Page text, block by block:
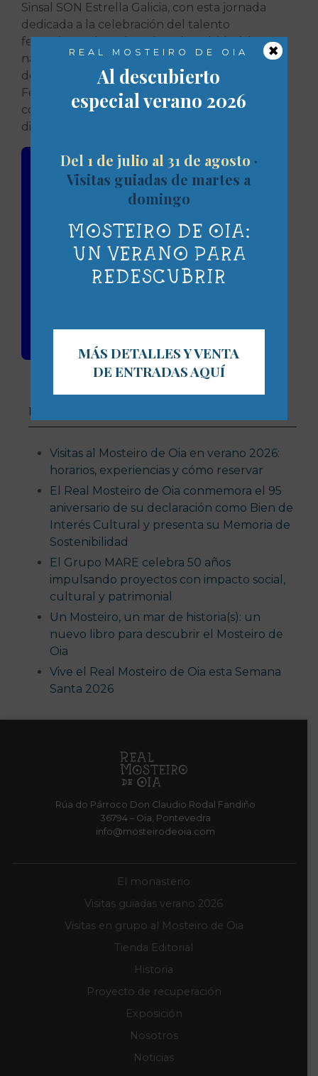
Sinsal SON Estrella Galicia, con esta jornada
dedicada a la celebración del talento
femenino y al patrimonio cultural, histórico y
natural. Este cierre de edición marcó el inicio
de la preparación de lo que nos depara en el
Festival Sinsal de 2024, que promete seguir
construyendo puentes entre la música y la
diversidad cultural.
ÚLTIMAS NOTICIAS
Visitas al Mosteiro de Oia en verano 2026:
horarios, experiencias y cómo reservar
El Real Mosteiro de Oia conmemora el 95
aniversario de su declaración como Bien de
Interés Cultural y presenta su Memoria de
Sostenibilidad
El Grupo MARE celebra 50 años
impulsando proyectos con impacto social,
cultural y patrimonial
Un Mosteiro, un mar de historia(s): un
nuevo libro para descubrir el Mosteiro de
Oia
Vive el Real Mosteiro de Oia esta Semana
Santa 2026
Rúa do Párroco Don Claudio Rodal Fandiño
36794 – Oia, Pontevedra
info@mosteirodeoia.com
El monasterio
Visitas guiadas verano 2026
Visitas en grupo al Mosteiro de Oia
Tienda Editorial
Historia
Proyecto de recuperación
Exposición
Nosotros
Noticias
REAL MOSTEIRO DE OIA
Al descubierto
especial verano 2026
Del 1 de julio al 31 de agosto ·
Visitas guiadas de martes a
domingo
MOSTEIRO DE OIA:
UN VERANO PARA
REDESCUBRIR
MÁS DETALLES Y VENTA
DE ENTRADAS AQUÍ
×